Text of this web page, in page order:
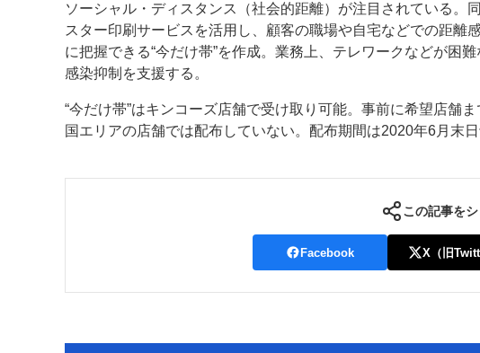
発刊案内 JFPI印刷用語集 印刷機材年鑑
運営
ソーシャル・ディスタンス（社会的距離）が注目されている。
スター印刷サービスを活用し、顧客の職場や自宅などでの距離
に把握できる“今だけ帯”を作成。業務上、テレワークなどが困
感染抑制を支援する。
“今だけ帯”はキンコーズ店舗で受け取り可能。事前に希望店舗
国エリアの店舗では配布していない。配布期間は2020年6月末日
この記事を
Facebook X（旧